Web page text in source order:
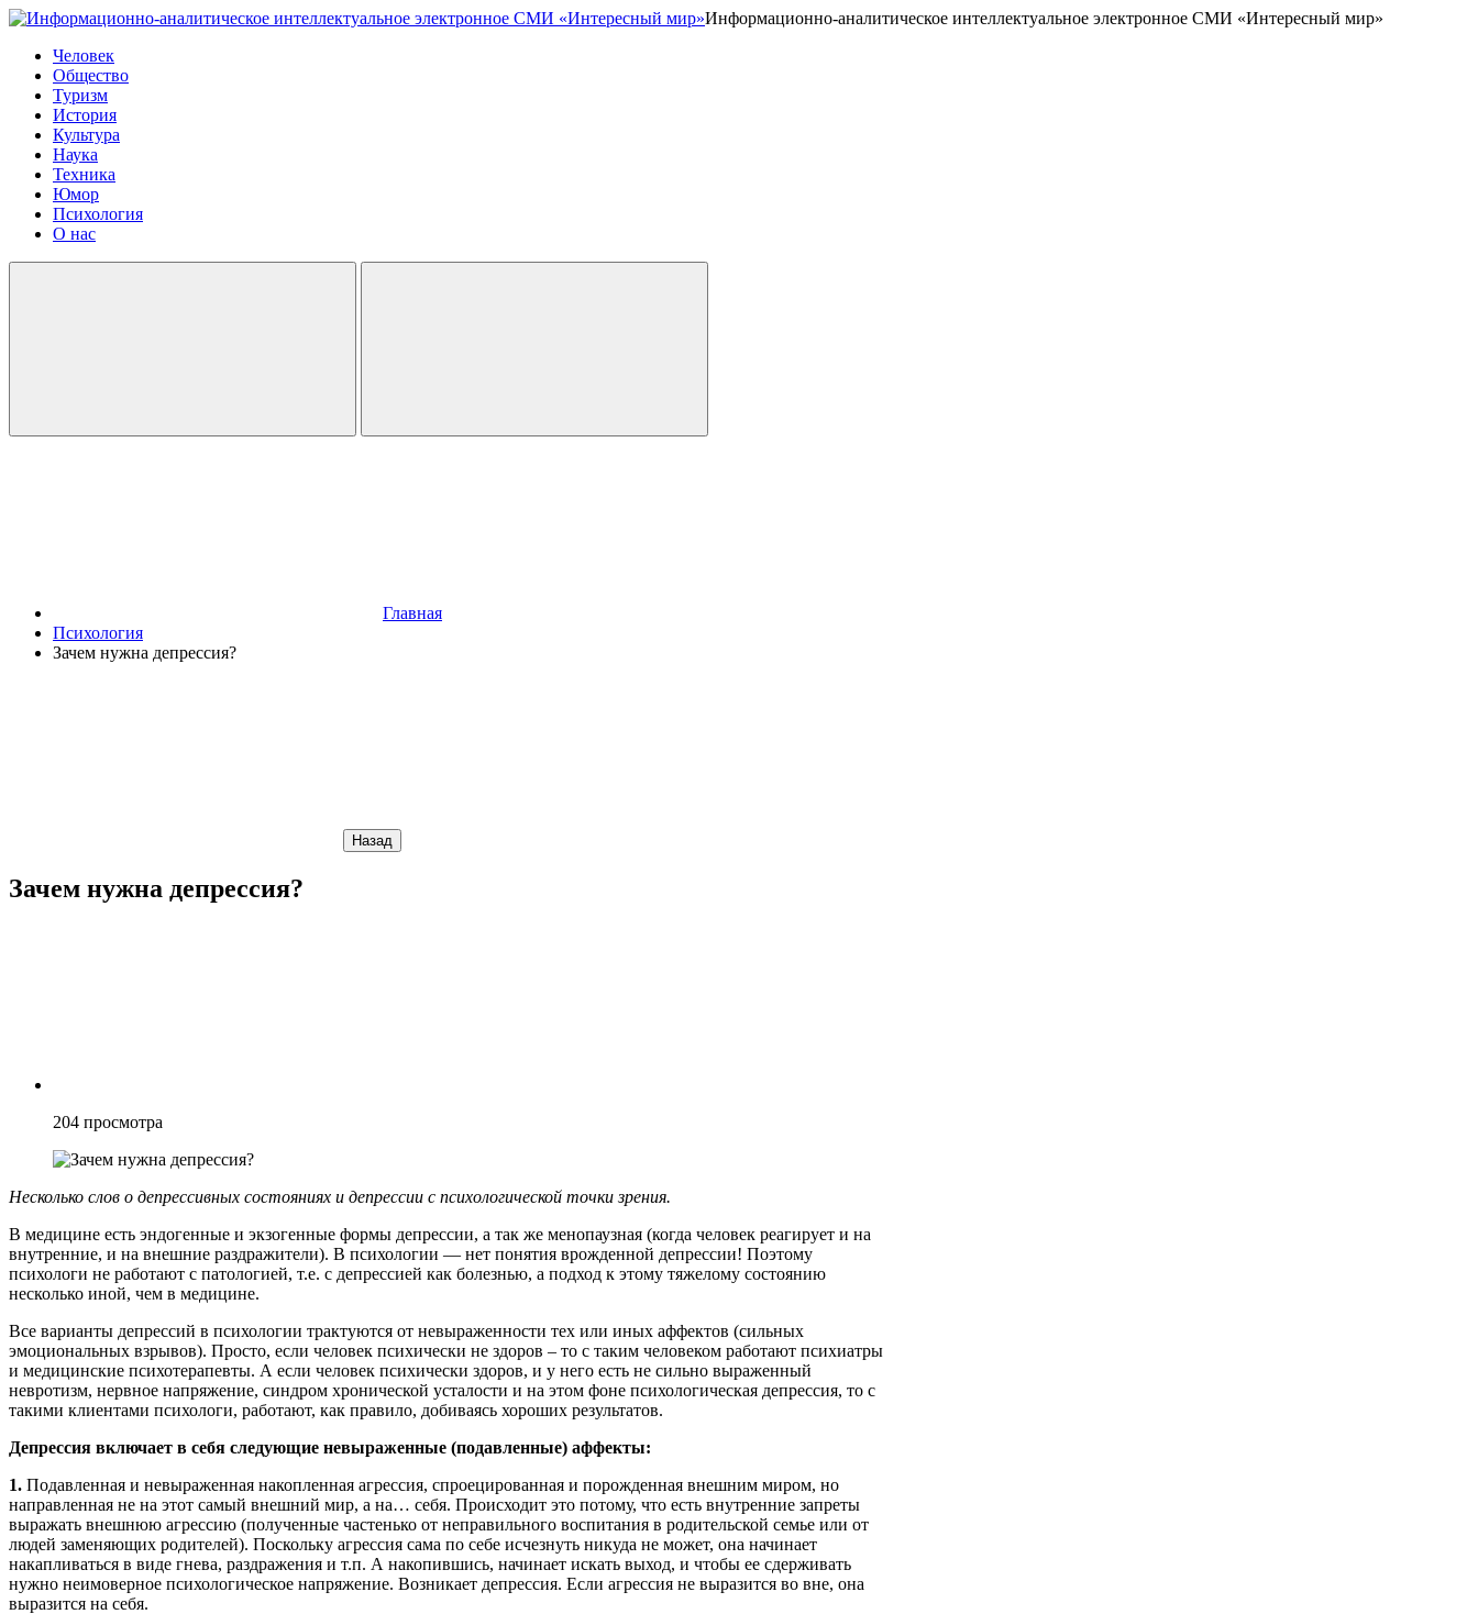
Информационно-аналитическое интеллектуальное электронное СМИ «Интересный мир»
Человек
Общество
Туризм
История
Культура
Наука
Техника
Юмор
Психология
О нас
Главная
Психология
Зачем нужна депрессия?
Назад
Зачем нужна депрессия?
204 просмотра
Несколько слов о депрессивных состояниях и депрессии с психологической точки зрения.
В медицине есть эндогенные и экзогенные формы депрессии, а так же менопаузная (когда человек реагирует и на
внутренние, и на внешние раздражители). В психологии — нет понятия врожденной депрессии! Поэтому
психологи не работают с патологией, т.е. с депрессией как болезнью, а подход к этому тяжелому состоянию
несколько иной, чем в медицине.
Все варианты депрессий в психологии трактуются от невыраженности тех или иных аффектов (сильных
эмоциональных взрывов). Просто, если человек психически не здоров – то с таким человеком работают психиатры
и медицинские психотерапевты. А если человек психически здоров, и у него есть не сильно выраженный
невротизм, нервное напряжение, синдром хронической усталости и на этом фоне психологическая депрессия, то с
такими клиентами психологи, работают, как правило, добиваясь хороших результатов.
Депрессия включает в себя следующие невыраженные (подавленные) аффекты:
1. Подавленная и невыраженная накопленная агрессия, спроецированная и порожденная внешним миром, но
направленная не на этот самый внешний мир, а на… себя. Происходит это потому, что есть внутренние запреты
выражать внешнюю агрессию (полученные частенько от неправильного воспитания в родительской семье или от
людей заменяющих родителей). Поскольку агрессия сама по себе исчезнуть никуда не может, она начинает
накапливаться в виде гнева, раздражения и т.п. А накопившись, начинает искать выход, и чтобы ее сдерживать
нужно неимоверное психологическое напряжение. Возникает депрессия. Если агрессия не выразится во вне, она
выразится на себя.